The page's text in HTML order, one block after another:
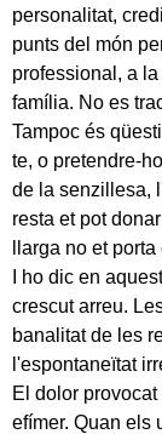
personalitat,
punts del món
professional, a
família. No es
Tampoc és
te, o pretendre-
de la senzillesa,
resta et pot
llarga no et
I ho dic en
crescut arreu.
banalitat de les
l'espontaneïtat
El dolor
efímer. Quan els